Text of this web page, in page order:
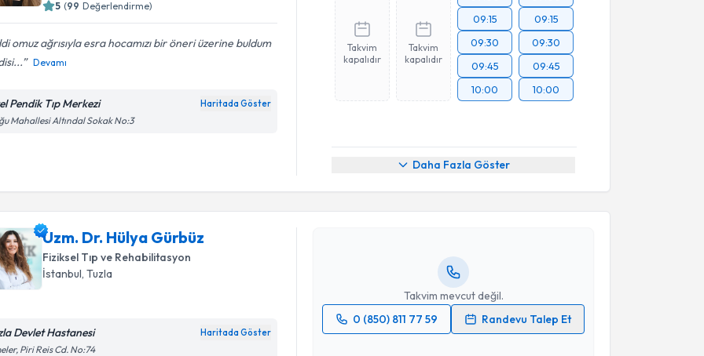
5 (99 Değerlendirme)
omuz ağrısıyla esra hocamızı bir öneri üzerine buldum
Devamı
Pendik Tıp Merkezi Haritada Göster
Mahallesi Altındal Sokak No:3
Takvim
kapalıdır
Takvim
kapalıdır
09:15
09:30
09:45
10:00
09:15
09:30
09:45
10:00
Daha Fazla Göster
Uzm. Dr. Hülya Gürbüz
Fiziksel Tıp ve Rehabilitasyon
İstanbul, Tuzla
Devlet Hastanesi Haritada Göster
Piri Reis Cd. No:74
Takvim mevcut değil.
0 (850) 811 77 59
Randevu Talep Et
Randevu Takvimi Talebi